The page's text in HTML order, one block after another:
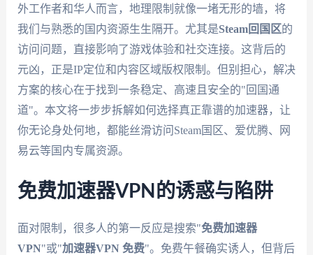
外工作者和华人而言，地理限制就像一堵无形的墙，将
我们与熟悉的国内资源生生隔开。尤其是Steam回国区的
访问问题，直接影响了游戏体验和社交连接。这背后的
元凶，正是IP定位和内容区域版权限制。但别担心，解决
方案的核心在于找到一条稳定、高速且安全的"回国通
道"。本文将一步步拆解如何选择真正靠谱的加速器，让
你无论身处何地，都能丝滑访问Steam国区、爱优腾、网
易云等国内专属资源。
免费加速器VPN的诱惑与陷阱
面对限制，很多人的第一反应是搜索"免费加速器
VPN"或"加速器VPN 免费"。免费午餐确实诱人，但背后